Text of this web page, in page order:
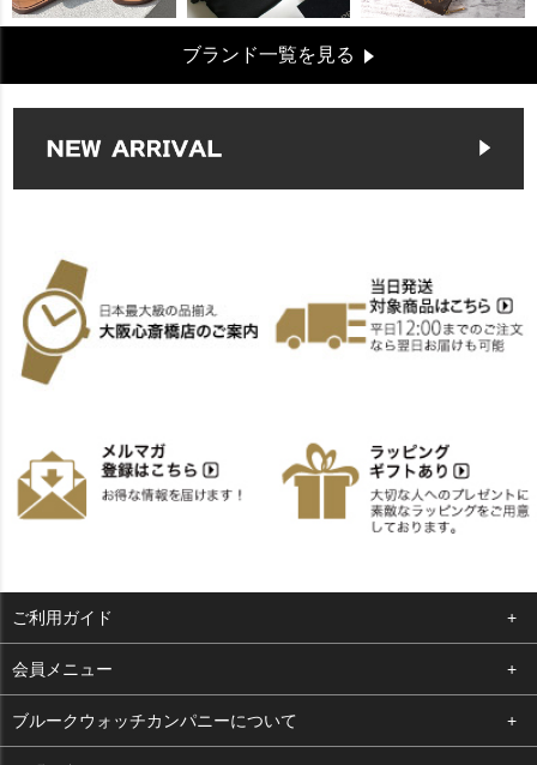
ブランド一覧を見る
ご利用ガイド
よくある質問
支払い・送料
会員メニュー
ログイン
ブルークウォッチカンパニーについて